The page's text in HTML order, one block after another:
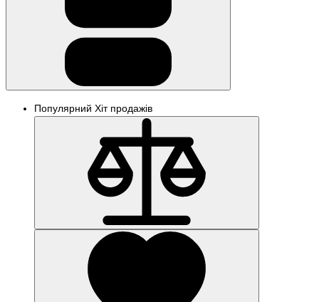
Популярний Хіт продажів